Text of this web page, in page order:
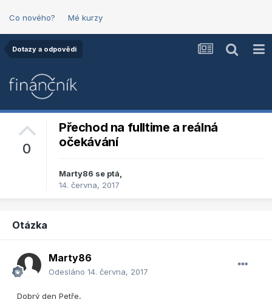
Co nového? Mé kurzy
Dotazy a odpovědi
0
Přechod na fulltime a reálná
očekávání
Marty86 se ptá,
14. června, 2017
Otázka
Marty86
Odesláno 14. června, 2017
Dobrý den Petře,